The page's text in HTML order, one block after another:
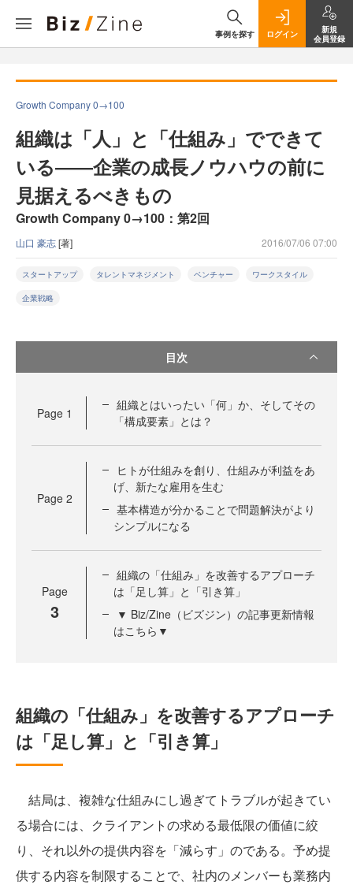
事例を探す ログイン
新規
会員登録
Growth Company 0→100
組織は「人」と「仕組み」でできて
いる――企業の成長ノウハウの前に
見据えるべきもの
Growth Company 0→100：第2回
山口 豪志[著] 2016/07/06 07:00
スタートアップ タレントマネジメント ベンチャー ワークスタイル
企業戦略
目次
Page 1
組織とはいったい「何」か、そしてその
「構成要素」とは？
Page 2
ヒトが仕組みを創り、仕組みが利益をあ
げ、新たな雇用を生む
基本構造が分かることで問題解決がより
シンプルになる
Page
3
組織の「仕組み」を改善するアプローチ
は「足し算」と「引き算」
▼ Biz/Zine（ビズジン）の記事更新情報
はこちら▼
組織の「仕組み」を改善するアプローチ
は「足し算」と「引き算」
結局は、複雑な仕組みにし過ぎてトラブルが起きてい
る場合には、クライアントの求める最低限の価値に絞
り、それ以外の提供内容を「減らす」のである。予め提
供する内容を制限することで、社内のメンバーも業務内